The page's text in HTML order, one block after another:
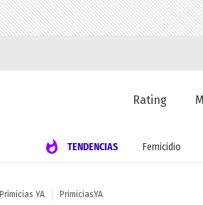
Rating
TENDENCIAS Femicidio
Primicias YA PrimiciasYA